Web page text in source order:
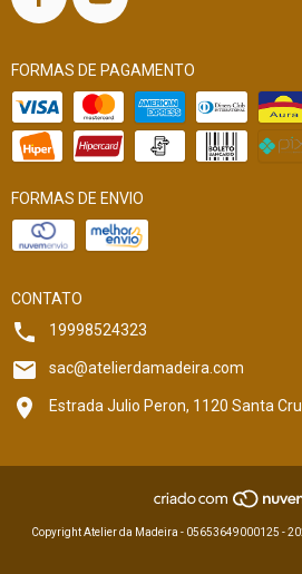
FORMAS DE PAGAMENTO
FORMAS DE ENVIO
CONTATO
19998524323
sac@atelierdamadeira.com
Estrada Julio Peron, 1120 Santa
Copyright Atelier da Madeira - 05653649000125 -